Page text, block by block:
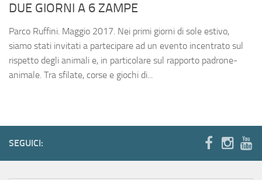
News
Sostienici
Diventa socio volontario
Diventa socio sostenitore
Gadget
Adozioni
DUE GIORNI A 6 ZAMPE
Parco Ruffini. Maggio 2017. Nei primi giorni di sole estivo,
siamo stati invitati a partecipare ad un evento incentrato sul
rispetto degli animali e, in particolare sul rapporto padrone-
animale. Tra sfilate, corse e giochi di...
SEGUICI: